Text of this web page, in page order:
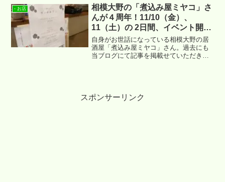
- お店
相模大野の「煮込み屋ミヤコ」さ
んが４周年！11/10（金）、
11（土）の 2日間、イベント開催
です～。
自身がお世話になっている相模大野の居
酒屋「煮込み屋ミヤコ」さん。過去にも
当ブログにて記事を掲載せていただきま
スポンサーリンク